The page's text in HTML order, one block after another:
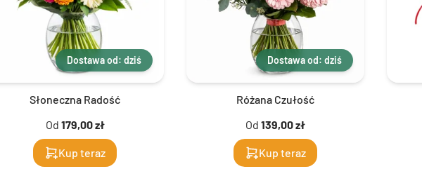
Dostawa od: dziś
Słoneczna Radość
Od 179,00 zł
Kup teraz
Dostawa od: dziś
Różana Czułość
Od 139,00 zł
Kup teraz